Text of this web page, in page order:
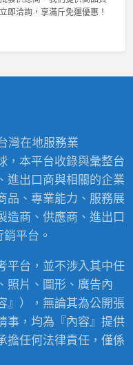
即洽詢，享滿斤免運優惠！
灣在地服務業
，本平台收錄與彙整台
進出口商與相關的企業
品、專業能力、服務展
造商、供應商、進出口
平台。
平台，並不涉入其中任
照片、圖形、廣告內
』），無論其為公開張
事，均為『內容』提供
擔任何法律責任，僅係